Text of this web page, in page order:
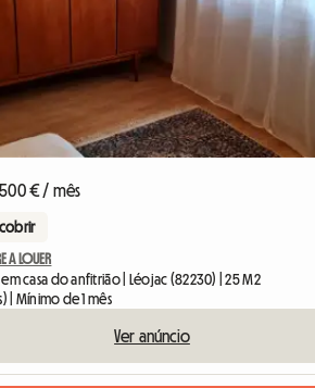
500 € / mês
A LOUER
casa do anfitrião | Léojac (82230) | 25 M2
| Mínimo de 1 mês
Ver anúncio